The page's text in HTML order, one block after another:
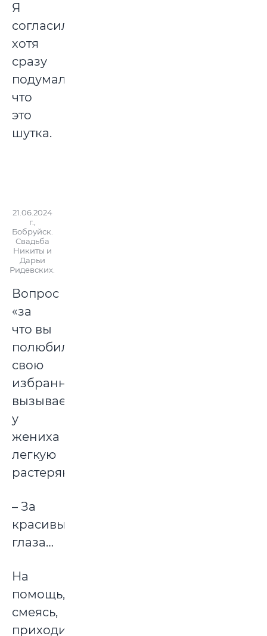
Я
согласилась,
хотя
сразу
подумала,
что
это
шутка.
21.06.2024
г.,
Бобруйск.
Свадьба
Никиты и
Дарьи
Ридевских.
Вопрос
«за
что вы
полюбили
свою
избранницу?»
вызывает
у
жениха
легкую
растерянность.
– За
красивые
глаза…
На
помощь,
смеясь,
приходит